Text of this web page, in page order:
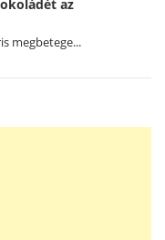
az
megbetege...